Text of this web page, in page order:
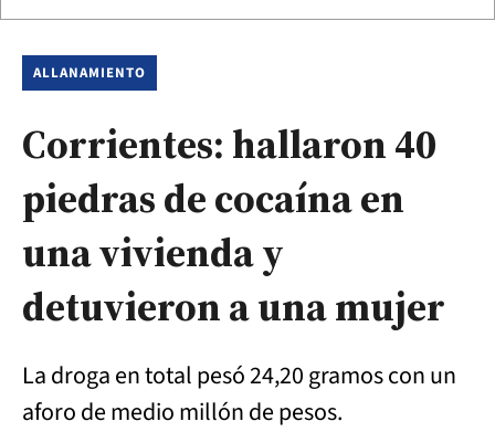
ALLANAMIENTO
Corrientes: hallaron 40
piedras de cocaína en
una vivienda y
detuvieron a una mujer
La droga en total pesó 24,20 gramos con un
aforo de medio millón de pesos.